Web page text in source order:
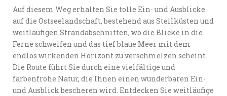
Auf diesem Weg erhalten Sie tolle Ein- und Ausblicke
auf die Ostseelandschaft, bestehend aus Steilküsten und
weitläufigen Strandabschnitten, wo die Blicke in die
Ferne schweifen und das tief blaue Meer mit dem
endlos wirkenden Horizont zu verschmelzen scheint.
Die Route führt Sie durch eine vielfältige und
farbenfrohe Natur, die Ihnen einen wunderbaren Ein-
und Ausblick bescheren wird. Entdecken Sie weitläufige